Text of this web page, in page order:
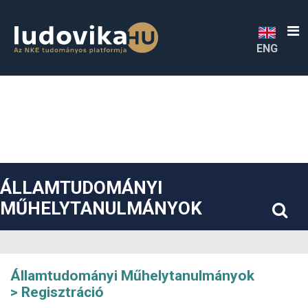
##plugins.themes.bootstrap3.accessible_menu.sidebar##
ENG
ÁLLAMTUDOMÁNYI
MŰHELYTANULMÁNYOK
Államtudományi Műhelytanulmányok
Regisztráció